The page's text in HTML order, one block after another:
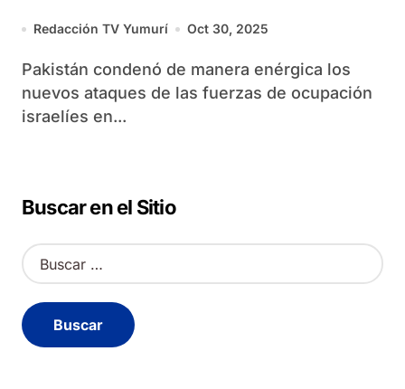
Gaza
Redacción TV Yumurí Oct 30, 2025
Pakistán condenó de manera enérgica los
nuevos ataques de las fuerzas de ocupación
israelíes en...
Buscar en el Sitio
B
u
c
a